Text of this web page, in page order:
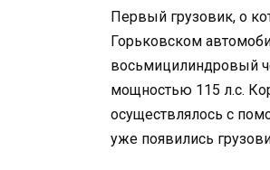
Первый грузовик, о
Горьковском
восьмицилиндровый
мощностью 115 л.с.
осуществлялось с
уже появились